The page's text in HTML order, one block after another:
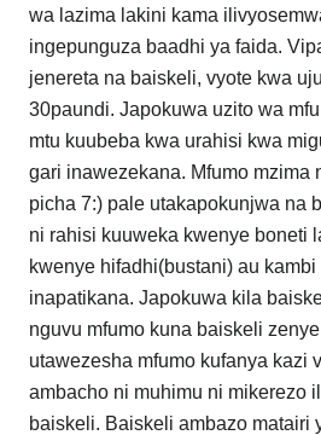
wa lazima lakini kama
ingepunguza baadhi ya faida.
jenereta na baiskeli, vyote kwa
30paundi. Japokuwa uzito wa
mtu kuubeba kwa urahisi kwa
gari inawezekana. Mfumo mzima
picha 7:) pale utakapokunjwa na
ni rahisi kuuweka kwenye boneti
kwenye hifadhi(bustani) au
inapatikana. Japokuwa kila
nguvu mfumo kuna baiskeli
utawezesha mfumo kufanya kazi
ambacho ni muhimu ni mikerezo
baiskeli. Baiskeli ambazo matairi